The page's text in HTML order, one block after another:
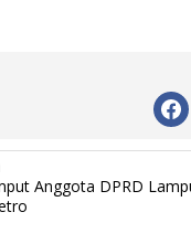
Anggota DPRD